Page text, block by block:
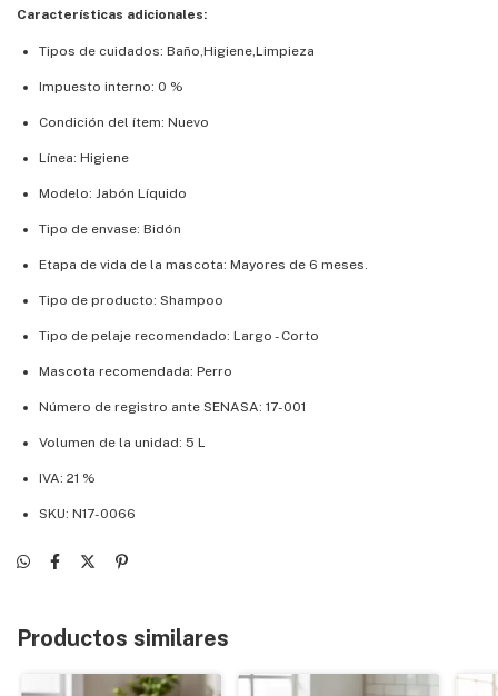
Características adicionales:
Tipos de cuidados: Baño,Higiene,Limpieza
Impuesto interno: 0 %
Condición del ítem: Nuevo
Línea: Higiene
Modelo: Jabón Líquido
Tipo de envase: Bidón
Etapa de vida de la mascota: Mayores de 6 meses.
Tipo de producto: Shampoo
Tipo de pelaje recomendado: Largo - Corto
Mascota recomendada: Perro
Número de registro ante SENASA: 17-001
Volumen de la unidad: 5 L
IVA: 21 %
SKU: N17-0066
Productos similares